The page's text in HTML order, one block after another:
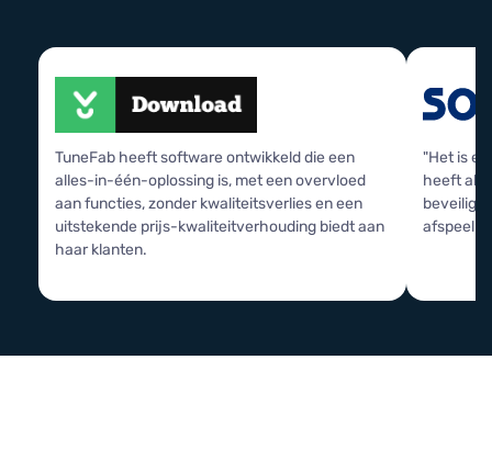
TuneFab heeft software ontwikkeld die een
alles-in-één-oplossing is, met een overvloed
aan functies, zonder kwaliteitsverlies en een
uitstekende prijs-kwaliteitverhouding biedt aan
haar klanten.
"Het is
heeft als